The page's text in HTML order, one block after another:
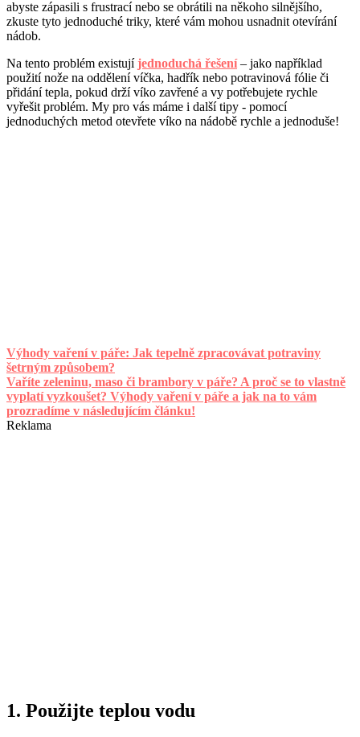
abyste zápasili s frustrací nebo se obrátili na někoho silnějšího,
zkuste tyto jednoduché triky, které vám mohou usnadnit otevírání
nádob.
Na tento problém existujíjednoduchá řešení– jako například
použití nože na oddělení víčka, hadřík nebo potravinová fólie či
přidání tepla, pokud drží víko zavřené a vy potřebujete rychle
vyřešit problém. My pro vás máme i další tipy - pomocí
jednoduchých metod otevřete víko na nádobě rychle a jednoduše!
Výhody vaření v páře: Jak tepelně zpracovávat potraviny
šetrným způsobem?
Vaříte zeleninu, maso či brambory v páře? A proč se to vlastně
vyplatí vyzkoušet? Výhody vaření v páře a jak na to vám
prozradíme v následujícím článku!
Reklama
1. Použijte teplou vodu